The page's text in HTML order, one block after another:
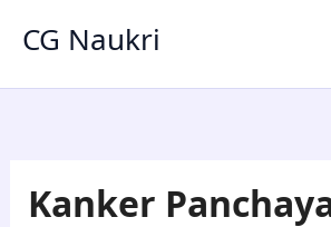
CG Naukri
Kanker